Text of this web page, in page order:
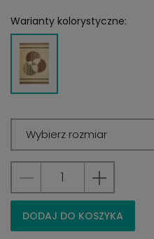
Warianty kolorystyczne:
Wybierz rozmiar
DODAJ DO KOSZYKA